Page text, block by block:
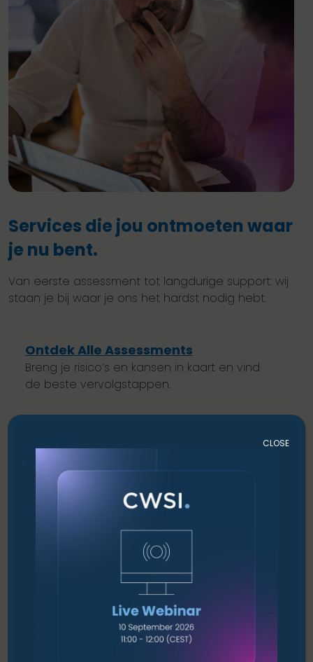
Services die jou ontmoeten waar
je nu bent.
Van eerste assessment tot langdurige support: wij
staan je bij waar je ons het hardst nodig hebt.
Ontdek Alle Assessments
Breng je risico’s en kansen in kaart en vind
de beste vervolgstappen.
Ontdek Onze Consulting Services
Eerlijk advies en duidelijke begeleiding, zodat
je met vertrouwen beslissingen over
beveiliging en compliance kunt nemen.
Ontdek Onze Managed Services
Doorlopende bescherming met onze
SecureGuard-suite, zodat jij je kunt richten
op je business zonder dat je steeds over je
CLOSE